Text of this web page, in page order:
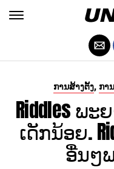
ການສ້າງຕັ້ງ, ກາ
Riddles ພ
ເດັກນ້ອຍ.
ອື່ນໆ